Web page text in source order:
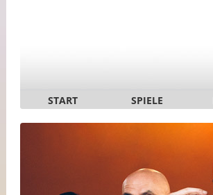
START SPIELE